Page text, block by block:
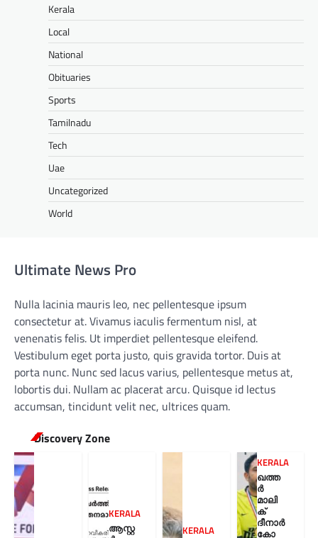
Kerala
Local
National
Obituaries
Sports
Tamilnadu
Tech
Uae
Uncategorized
World
Ultimate News Pro
Nulla lacinia mauris leo, nec pellentesque ipsum
consectetur at. Vivamus iaculis fermentum nisl, at
venenatis felis. Ut imperdiet pellentesque eleifend.
Vestibulum eget porta justo, quis gravida tortor. Duis at
porta nunc. Nunc sed lacus varius, pellentesque metus at,
lobortis dui. Nullam ac placerat arcu. Quisque id lectus
accumsan, tincidunt velit nec, ultrices quam.
Discovery Zone
KERALA
ആസ്റ്റ
KERALA
KERALA
ഖത്ത
ർ
മാലി
ക്
ദീനാർ
കോ